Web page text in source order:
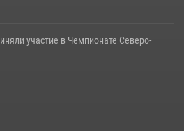
участие в Чемпионате Северо-